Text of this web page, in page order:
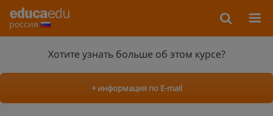
россия
Хотите узнать больше об этом курсе?
+ информация по E-mail